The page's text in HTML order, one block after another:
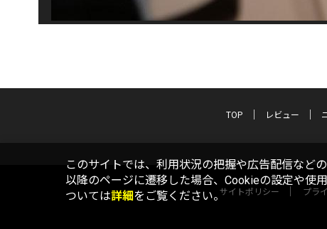
TOP レビュー
サイトポリシー プラ
このサイトでは、利用状況の把握や広告配信など
以降のページに遷移した場合、Cookieの設定や使
ついては詳細をご覧ください。